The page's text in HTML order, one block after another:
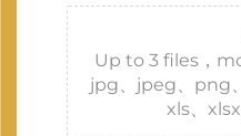
Up to 3 files，
jpg、jpeg、png
xls、